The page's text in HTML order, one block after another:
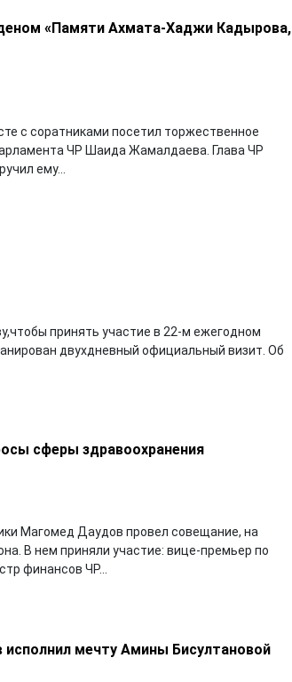
«Памяти Ахмата-Хаджи Кадырова,
с соратниками посетил торжественное
ЧР Шаида Жамалдаева. Глава ЧР
ему...
принять участие в 22-м ежегодном
двухдневный официальный визит. Об
сферы здравоохранения
Магомед Даудов провел совещание, на
В нем приняли участие: вице-премьер по
финансов ЧР...
мечту Амины Бисултановой